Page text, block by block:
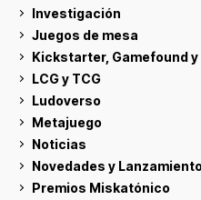
Investigación
Juegos de mesa
Kickstarter, Gamefound
LCG y TCG
Ludoverso
Metajuego
Noticias
Novedades y
Premios Miskatónico